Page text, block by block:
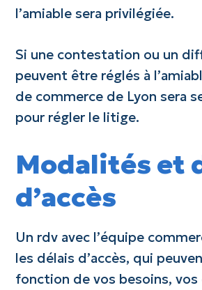
l’amiable sera privilégiée.
Si une contestation ou un
peuvent être réglés à
de commerce de Lyon sera
pour régler le litige.
Modalités et
d’accès
Un rdv avec l’équipe
les délais d’accès, qui
fonction de vos besoins,